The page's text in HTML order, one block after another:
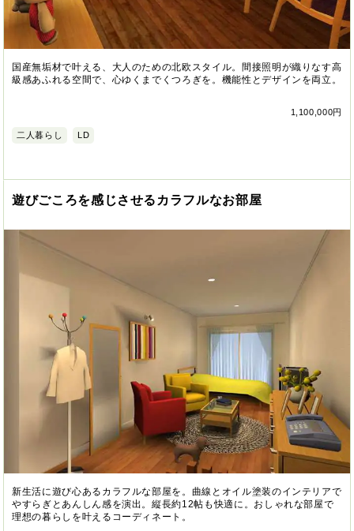
国産無垢材で叶える、大人のための北欧スタイル。間接照明が織りなす高
級感あふれる空間で、心ゆくまでくつろぎを。機能性とデザインを両立。
1,100,000円
二人暮らし LD
遊びごころを感じさせるカラフルなお部屋
新生活に遊び心あるカラフルな部屋を。曲線とオイル塗装のインテリアで
やすらぎとあんしん感を演出。縦長約12帖も快適に。おしゃれな部屋で
理想の暮らしを叶えるコーディネート。